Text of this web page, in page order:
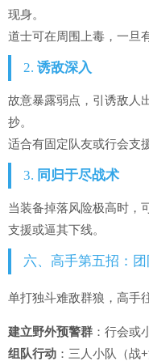
现身。
道士可在周围上毒，一旦
2. 诱敌深入
故意暴露弱点，引诱敌人
抄。
适合有固定队友或行会支
3. 同归于尽战术
当装备掉落风险极高时，
支援或逼其下线。
六、高手第五招：
单打独斗难敌群狼，高手
建立野外预警群 ：行会或
组队行动 ：三人小队（战